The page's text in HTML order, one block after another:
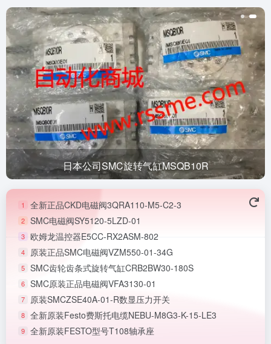
日本公司SMC旋转气缸MSQB10R
1 全新正品CKD电磁阀3QRA110-M5-C2-3
2 SMC电磁阀SY5120-5LZD-01
3 欧姆龙温控器E5CC-RX2ASM-802
4 原装正品SMC电磁阀VZM550-01-34G
5 SMC齿轮齿条式旋转气缸CRB2BW30-180S
6 SMC原装正品电磁阀VFA3130-01
7 原装SMCZSE40A-01-R数显压力开关
8 全新原装Festo费斯托电缆NEBU-M8G3-K-15-LE3
9 全新原装FESTO型号T108轴承座